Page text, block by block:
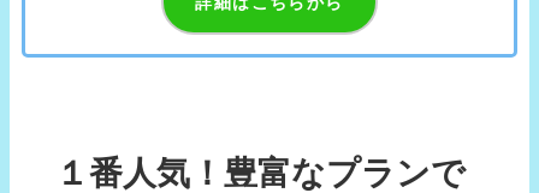
１番人気！豊富なプランで